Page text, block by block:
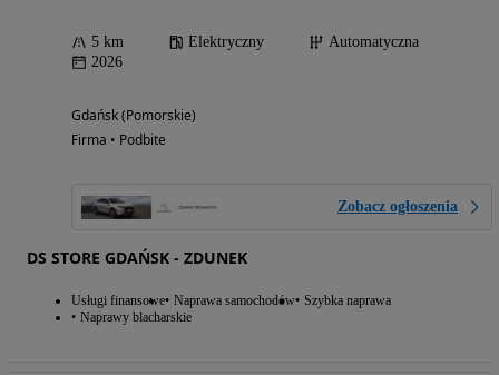
5 km Elektryczny
Automatyczna
2026
Gdańsk (Pomorskie)
Firma • Podbite
Zobacz ogłoszenia
DS STORE GDAŃSK - ZDUNEK
Usługi finansowe Naprawa samochodów Szybka naprawa
Naprawy blacharskie